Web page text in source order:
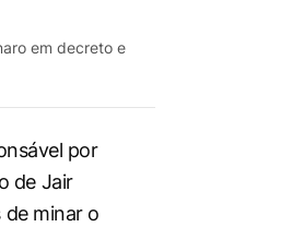
em decreto e
por
de Jair
minar o